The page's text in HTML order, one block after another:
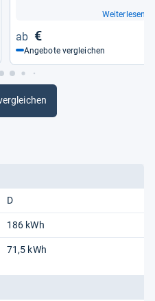
Weiterlesen
€
Angebote vergleichen
D
186 kWh
71,5 kWh